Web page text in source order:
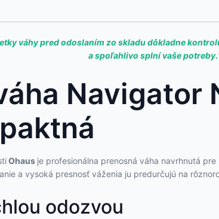
váhy pred odoslaním zo skladu dôkladne
a spoľahlivo splní vaše
Navigator
Ohaus je profesionálna prenosná váha navrhnutá
a vysoká presnosť váženia ju predurčujú na
odozvou